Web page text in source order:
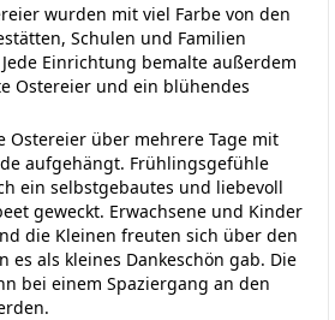
wurden mit viel Farbe von den
Schulen und Familien
Einrichtung bemalte außerdem
Ostereier und ein blühendes
Ostereier über mehrere Tage mit
aufgehängt. Frühlingsgefühle
ein selbstgebautes und liebevoll
geweckt. Erwachsene und Kinder
die Kleinen freuten sich über den
es als kleines Dankeschön gab. Die
bei einem Spaziergang an den